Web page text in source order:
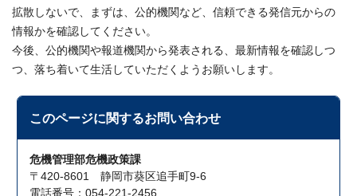
拡散しないで、まずは、公的機関など、信頼できる発信元からの
情報かを確認してください。
今後、公的機関や報道機関から発表される、最新情報を確認しつ
つ、落ち着いて生活していただくようお願いします。
このページに関するお問い合わせ
危機管理部危機政策課
〒420-8601 静岡市葵区追手町9-6
電話番号：054-221-2456